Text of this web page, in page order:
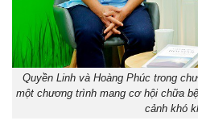
Quyền Linh và Hoàng Phúc trong
một chương trình mang cơ hội chữa
cảnh khó